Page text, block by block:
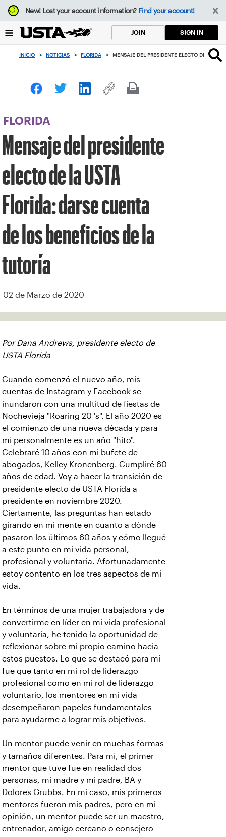
Enfoque
desde
botón
volver
principio
New!Lost your account information? Find your account!
JOIN SIGN IN
INICIO > NOTICIAS > FLORIDA > MENSAJE DEL PRESIDENTE ELECTO DE LA
FLORIDA
Mensaje del presidente
electo de la USTA
Florida: darse cuenta
de los beneficios de la
tutoría
02 de Marzo de 2020
Por Dana Andrews, presidente electo de
USTA Florida
Cuando comenzó el nuevo año, mis
cuentas de Instagram y Facebook se
inundaron con una multitud de fiestas de
Nochevieja "Roaring 20 's". El año 2020 es
el comienzo de una nueva década y para
mí personalmente es un año "hito".
Celebraré 10 años con mi bufete de
abogados, Kelley Kronenberg. Cumpliré 60
años de edad. Voy a hacer la transición de
presidente electo de USTA Florida a
presidente en noviembre 2020.
Ciertamente, las preguntas han estado
girando en mi mente en cuanto a dónde
pasaron los últimos 60 años y cómo llegué
a este punto en mi vida personal,
profesional y voluntaria. Afortunadamente
estoy contento en los tres aspectos de mi
vida.
En términos de una mujer trabajadora y de
convertirme en líder en mi vida profesional
y voluntaria, he tenido la oportunidad de
reflexionar sobre mi propio camino hacia
estos puestos. Lo que se destacó para mí
fue que tanto en mi rol de liderazgo
profesional como en mi rol de liderazgo
voluntario, los mentores en mi vida
desempeñaron papeles fundamentales
para ayudarme a lograr mis objetivos.
Un mentor puede venir en muchas formas
y tamaños diferentes. Para mí, el primer
mentor que tuve fue en realidad dos
personas, mi madre y mi padre, BA y
Dolores Grubbs. En mi caso, mis primeros
mentores fueron mis padres, pero en mi
opinión, un mentor puede ser un maestro,
entrenador, amigo cercano o consejero